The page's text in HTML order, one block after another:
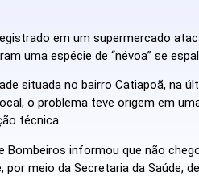
em um supermercado
uma espécie de “névoa” se
situada no bairro Catiapoã, na
o problema teve origem em
técnica.
Bombeiros informou que não
por meio da Secretaria da Saúde,